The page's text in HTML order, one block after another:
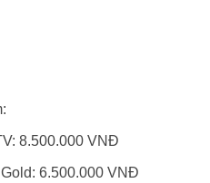
8.500.000 VNĐ
6.500.000 VNĐ